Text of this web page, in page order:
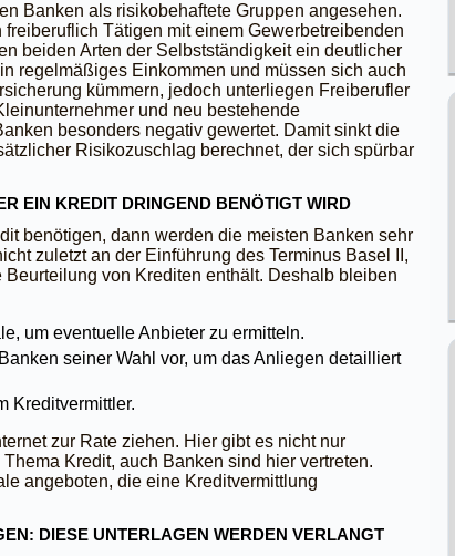
Banken als risikobehaftete Gruppen angesehen.
Tätigen mit einem Gewerbetreibenden
beiden Arten der Selbstständigkeit ein deutlicher
regelmäßiges Einkommen und müssen sich auch
kümmern, jedoch unterliegen Freiberufler
und neu bestehende
besonders negativ gewertet. Damit sinkt die
Risikozuschlag berechnet, der sich spürbar
EIN KREDIT DRINGEND BENÖTIGT WIRD
benötigen, dann werden die meisten Banken sehr
zuletzt an der Einführung des Terminus Basel II,
von Krediten enthält. Deshalb bleiben
um eventuelle Anbieter zu ermitteln.
seiner Wahl vor, um das Anliegen detailliert
Kreditvermittler.
zur Rate ziehen. Hier gibt es nicht nur
Kredit, auch Banken sind hier vertreten.
angeboten, die eine Kreditvermittlung
DIESE UNTERLAGEN WERDEN VERLANGT